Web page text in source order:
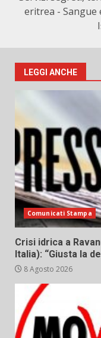
eritrea - Sangue
LEGGI ANCHE
Comunicati Stampa
Crisi idrica a
Italia): “Giusta la
8 Agosto 2026